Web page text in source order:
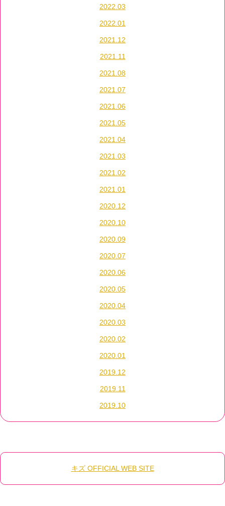
2022.03
2022.01
2021.12
2021.11
2021.08
2021.07
2021.06
2021.05
2021.04
2021.03
2021.02
2021.01
2020.12
2020.10
2020.09
2020.07
2020.06
2020.05
2020.04
2020.03
2020.02
2020.01
2019.12
2019.11
2019.10
キズ OFFICIAL WEB SITE